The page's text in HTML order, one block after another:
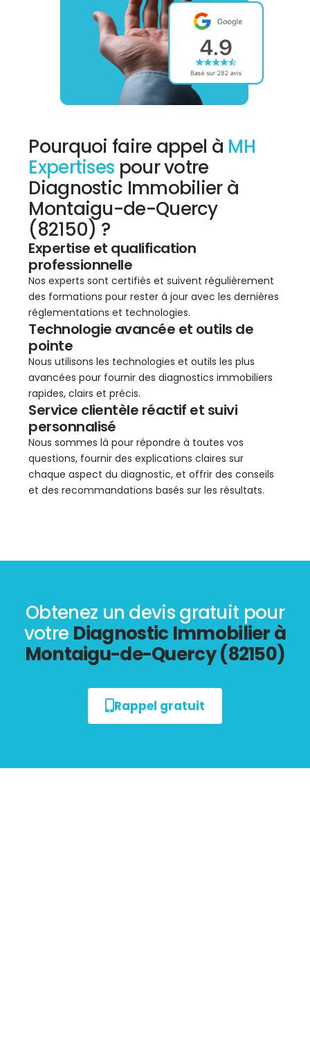
Pourquoi faire appel à MH
Expertises pour votre
Diagnostic Immobilier à
Montaigu-de-Quercy
(82150) ?
Expertise et qualification
professionnelle
Nos experts sont certifiés et suivent régulièrement
des formations pour rester à jour avec les dernières
réglementations et technologies.
Technologie avancée et outils de
pointe
Nous utilisons les technologies et outils les plus
avancées pour fournir des diagnostics immobiliers
rapides, clairs et précis.
Service clientèle réactif et suivi
personnalisé
Nous sommes là pour répondre à toutes vos
questions, fournir des explications claires sur
chaque aspect du diagnostic, et offrir des conseils
et des recommandations basés sur les résultats.
Obtenez un devis gratuit pour
votre Diagnostic Immobilier à
Montaigu-de-Quercy (82150)
Rappel gratuit